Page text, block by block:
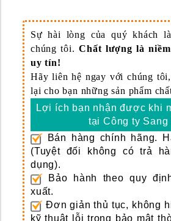
Sự hài lòng của quý khách
chúng tôi.Chất lượng là
uy tín!
Hãy liên hệ ngay với chúng
lại cho bạn những sản phẩm
Lợi ích bạn nhận được khi
tại Công ty Sang
Bán hàng chính hãng.
(Tuyệt đối không có trả
dụng).
Bảo hành theo quy
xuất.
Đơn giản thủ tục, không
kỹ thuật lỗi trong bảo mật